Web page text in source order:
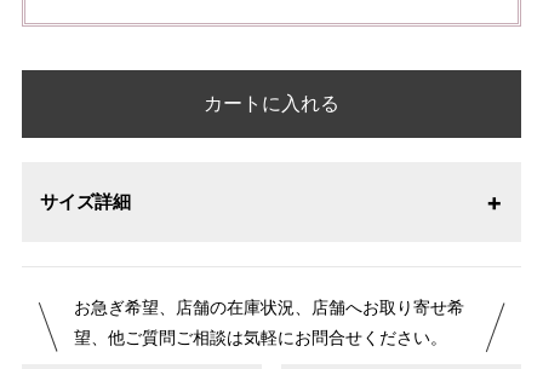
カートに入れる
サイズ詳細
が変更になりました。パターンオーダーは、お客様のお声か
らよりお召しになりやすい寸法に変更いたしました。変更点
お急ぎ希望、店舗の在庫状況、店舗へお取り寄せ希
望、他ご質問ご相談は気軽にお問合せください。